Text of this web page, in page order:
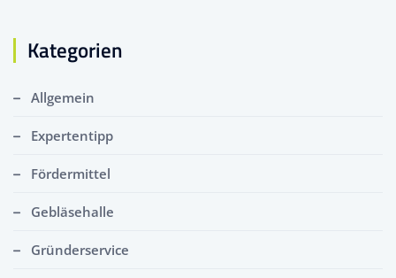
Kategorien
Allgemein
Expertentipp
Fördermittel
Gebläsehalle
Gründerservice